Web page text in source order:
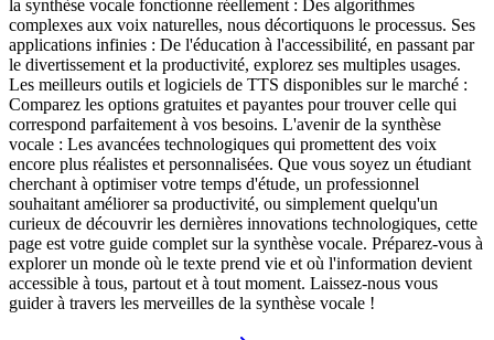
la synthèse vocale fonctionne réellement : Des algorithmes
complexes aux voix naturelles, nous décortiquons le processus. Ses
applications infinies : De l'éducation à l'accessibilité, en passant par
le divertissement et la productivité, explorez ses multiples usages.
Les meilleurs outils et logiciels de TTS disponibles sur le marché :
Comparez les options gratuites et payantes pour trouver celle qui
correspond parfaitement à vos besoins. L'avenir de la synthèse
vocale : Les avancées technologiques qui promettent des voix
encore plus réalistes et personnalisées. Que vous soyez un étudiant
cherchant à optimiser votre temps d'étude, un professionnel
souhaitant améliorer sa productivité, ou simplement quelqu'un
curieux de découvrir les dernières innovations technologiques, cette
page est votre guide complet sur la synthèse vocale. Préparez-vous à
explorer un monde où le texte prend vie et où l'information devient
accessible à tous, partout et à tout moment. Laissez-nous vous
guider à travers les merveilles de la synthèse vocale !